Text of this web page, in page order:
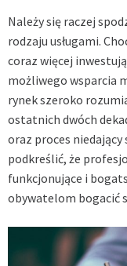
Należy się raczej
rodzaju usługami.
coraz więcej
możliwego wsparcia
rynek szeroko
ostatnich dwóch
oraz proces
podkreślić, że
funkcjonujące i
obywatelom bogacić